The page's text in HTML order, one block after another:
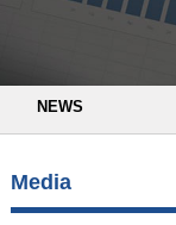
NEWS
Media